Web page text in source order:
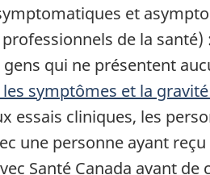
et
de la santé)
qui ne présentent
symptômes et la
essais cliniques, les
une personne ayant
Santé Canada avant